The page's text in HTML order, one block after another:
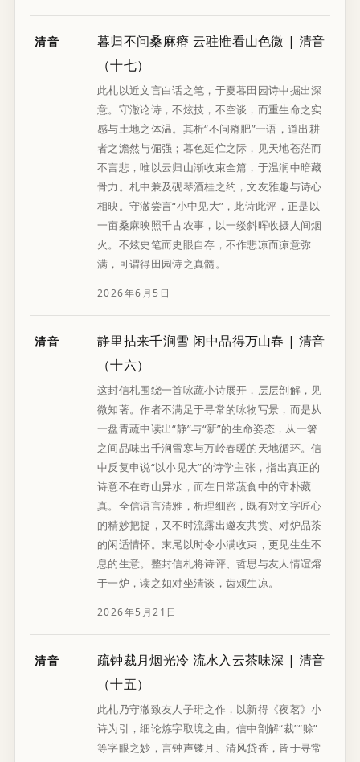
清音
暮归不问桑麻瘠 云驻惟看山色微 | 清音
（十七）
此札以近文言白话之笔，于夏暮田园诗中掘出深
意。守澈论诗，不炫技，不空谈，而重生命之实
感与土地之体温。其析“不问瘠肥”一语，道出耕
者之澹然与倔强；暮色延伫之际，见天地苍茫而
不言悲，唯以云归山渐收束全篇，于温润中暗藏
骨力。札中兼及砚琴酒桂之约，文友雅趣与诗心
相映。守澈尝言“小中见大”，此诗此评，正是以
一亩桑麻映照千古农事，以一缕斜晖收摄人间烟
火。不炫史笔而史眼自存，不作悲凉而凉意弥
满，可谓得田园诗之真髓。
2026年6月5日
清音
静里拈来千涧雪 闲中品得万山春 | 清音
（十六）
这封信札围绕一首咏蔬小诗展开，层层剖解，见
微知著。作者不满足于寻常的咏物写景，而是从
一盘青蔬中读出“静”与“新”的生命姿态，从一箸
之间品味出千涧雪寒与万岭春暖的天地循环。信
中反复申说“以小见大”的诗学主张，指出真正的
诗意不在奇山异水，而在日常蔬食中的守朴藏
真。全信语言清雅，析理细密，既有对文字匠心
的精妙把捉，又不时流露出邀友共赏、对炉品茶
的闲适情怀。末尾以时令小满收束，更见生生不
息的生意。整封信札将诗评、哲思与友人情谊熔
于一炉，读之如对坐清谈，齿颊生凉。
2026年5月21日
清音
疏钟裁月烟光冷 流水入云茶味深 | 清音
（十五）
此札乃守澈致友人子珩之作，以新得《夜茗》小
诗为引，细论炼字取境之由。信中剖解“裁”“赊”
等字眼之妙，言钟声镂月、清风贷香，皆于寻常